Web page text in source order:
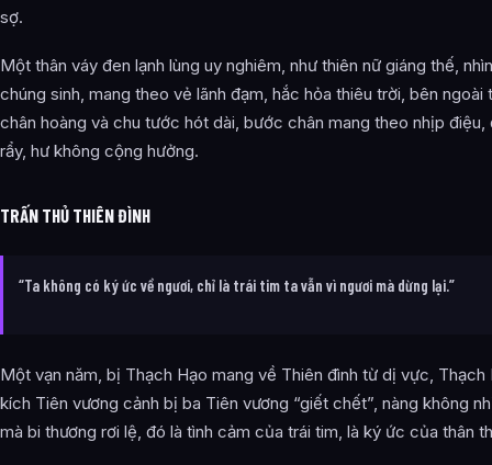
sợ.
Một thân váy đen lạnh lùng uy nghiêm, như thiên nữ giáng thế,
chúng sinh, mang theo vẻ lãnh đạm, hắc hỏa thiêu trời, bên ngoài
chân hoàng và chu tước hót dài, bước chân mang theo nhịp điệu,
rẩy, hư không cộng hưởng.
TRẤN THỦ THIÊN ĐÌNH
“Ta không có ký ức về ngươi, chỉ là trái tim ta vẫn vì ngươi mà dừng lại.”
Một vạn năm, bị Thạch Hạo mang về Thiên đình từ dị vực, Thạch
kích Tiên vương cảnh bị ba Tiên vương “giết chết”, nàng không
mà bi thương rơi lệ, đó là tình cảm của trái tim, là ký ức của thân